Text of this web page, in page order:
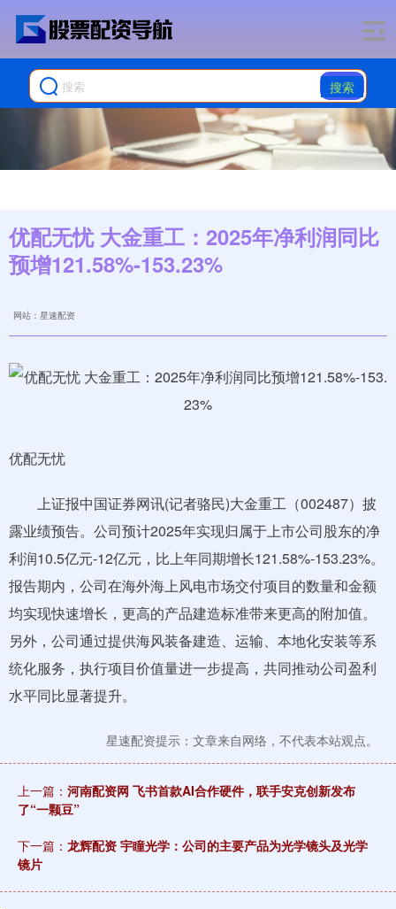
搜索
优配无忧 大金重工：2025年净利润同比
预增121.58%-153.23%
网站：星速配资
优配无忧
上证报中国证券网讯(记者骆民)大金重工（002487）披
露业绩预告。公司预计2025年实现归属于上市公司股东的净
利润10.5亿元-12亿元，比上年同期增长121.58%-153.23%。
报告期内，公司在海外海上风电市场交付项目的数量和金额
均实现快速增长，更高的产品建造标准带来更高的附加值。
另外，公司通过提供海风装备建造、运输、本地化安装等系
统化服务，执行项目价值量进一步提高，共同推动公司盈利
水平同比显著提升。
星速配资提示：文章来自网络，不代表本站观点。
上一篇： 河南配资网 飞书首款AI合作硬件，联手安克创新发布
了“一颗豆”
下一篇： 龙辉配资 宇瞳光学：公司的主要产品为光学镜头及光学
镜片